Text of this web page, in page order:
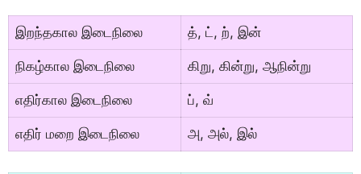
இறந்தகால இடைநிலை த், ட், ற், இன்
நிகழ்கால இடைநிலை கிறு, கின்று, ஆநின்று
எதிர்கால இடைநிலை ப், வ்
எதிர் மறை இடைநிலை அ, அல், இல்